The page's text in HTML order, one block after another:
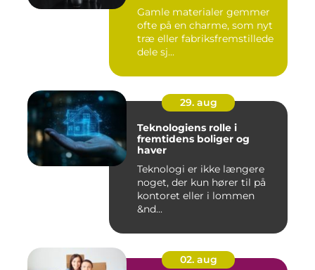
Gamle materialer gemmer
ofte på en charme, som nyt
træ eller fabriksfremstillede
dele sj...
29. aug
Teknologiens rolle i
fremtidens boliger og
haver
Teknologi er ikke længere
noget, der kun hører til på
kontoret eller i lommen
&nd...
02. aug